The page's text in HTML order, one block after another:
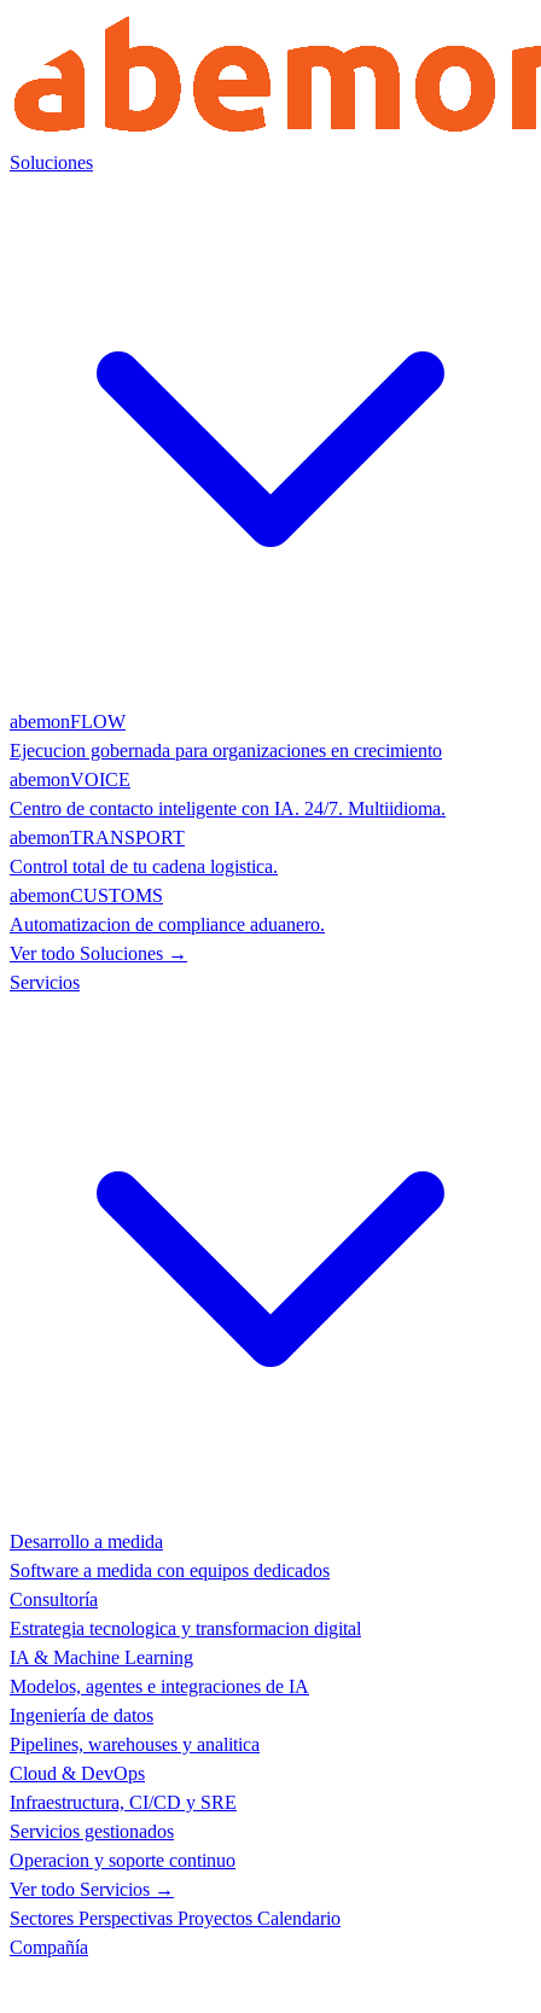
Soluciones
abemonFLOW
Ejecucion gobernada para organizaciones en crecimiento
abemonVOICE
Centro de contacto inteligente con IA. 24/7. Multiidioma.
abemonTRANSPORT
Control total de tu cadena logistica.
abemonCUSTOMS
Automatizacion de compliance aduanero.
Ver todo Soluciones →
Servicios
Desarrollo a medida
Software a medida con equipos dedicados
Consultoría
Estrategia tecnologica y transformacion digital
IA & Machine Learning
Modelos, agentes e integraciones de IA
Ingeniería de datos
Pipelines, warehouses y analitica
Cloud & DevOps
Infraestructura, CI/CD y SRE
Servicios gestionados
Operacion y soporte continuo
Ver todo Servicios →
Sectores Perspectivas Proyectos Calendario
Compañía